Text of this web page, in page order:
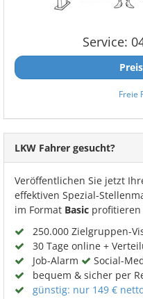
Service:
Freie
LKW Fahrer gesucht?
Veröffentlichen Sie jetzt
effektiven Spezial-
im Format Basic profitieren
250.000 Zielgruppen-
30 Tage online +
Job-Alarm
Social-
bequem & sicher per
günstig: nur 149 €